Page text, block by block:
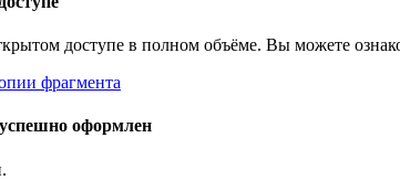
доступе в полном объёме. Вы можете
фрагмента
оформлен